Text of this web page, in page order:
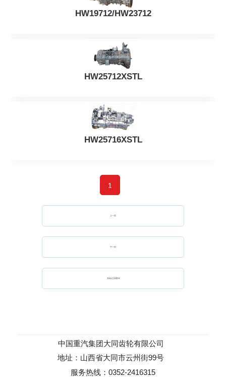
HW19712/HW23712
HW25712XSTL
HW25716XSTL
1
上一页
下一页
第1/1总条数: 5
中国重汽集团大同齿轮有限公司
地址：山西省大同市云州街99号
服务热线：0352-2416315